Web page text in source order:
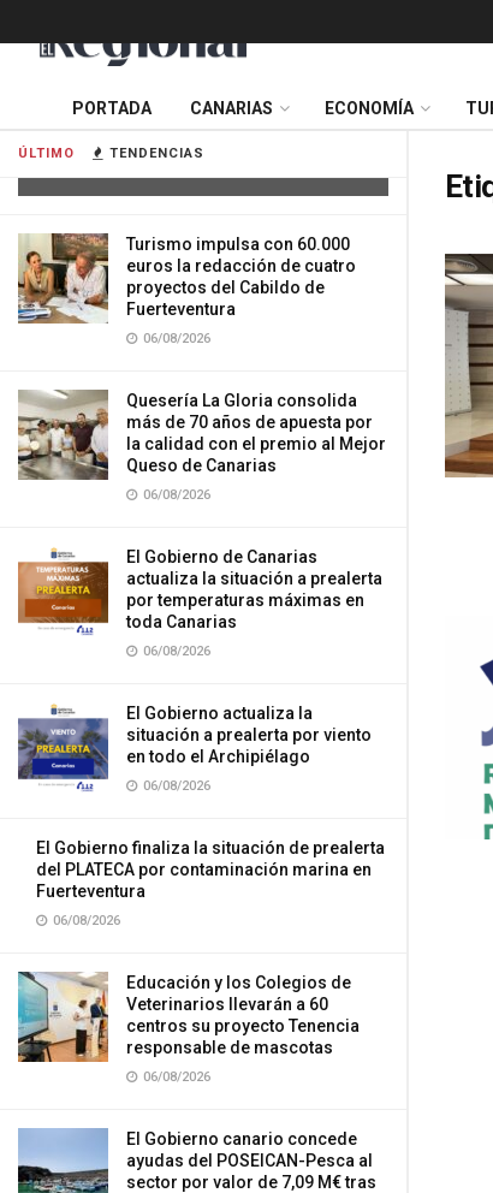
ÚLTIMO TENDENCIAS
la colisión de dos vehículos en
Turismo impulsa con 60.000
euros la redacción de cuatro
proyectos del Cabildo de
Fuerteventura
06/08/2026
Quesería La Gloria consolida
más de 70 años de apuesta por
la calidad con el premio al Mejor
Queso de Canarias
06/08/2026
El Gobierno de Canarias
actualiza la situación a prealerta
por temperaturas máximas en
toda Canarias
06/08/2026
El Gobierno actualiza la
situación a prealerta por viento
en todo el Archipiélago
06/08/2026
El Gobierno finaliza la situación de prealerta
del PLATECA por contaminación marina en
Fuerteventura
06/08/2026
Educación y los Colegios de
Veterinarios llevarán a 60
centros su proyecto Tenencia
responsable de mascotas
06/08/2026
El Gobierno canario concede
ayudas del POSEICAN-Pesca al
sector por valor de 7,09 M€ tras
PORTADA CANARIAS ECONOMÍA